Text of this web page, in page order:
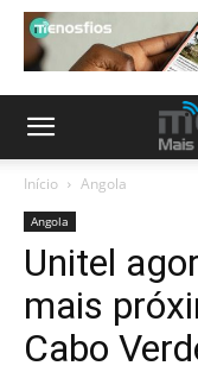
Início Angola
Angola
Unitel
mais
Cabo